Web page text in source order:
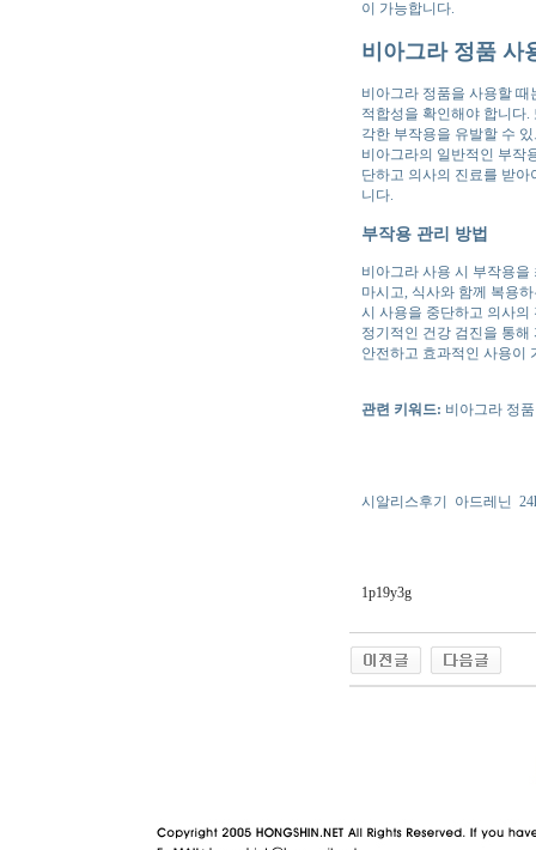
이 가능합니다.
비아그라 정품 사
비아그라 정품을 사용할
적합성을 확인해야 합니다
각한 부작용을 유발할 수
비아그라의 일반적인 부작
단하고 의사의 진료를 받
니다.
부작용 관리 방법
비아그라 사용 시 부작용
마시고, 식사와 함께 복용
시 사용을 중단하고 의사의
정기적인 건강 검진을 통
안전하고 효과적인 사용이
관련 키워드: 비아그라 정
시알리스후기 아드레닌
1p19y3g